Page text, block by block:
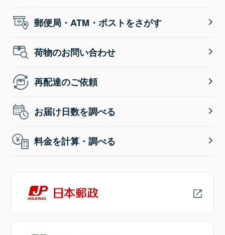
郵便局・ATM・ポストをさがす
荷物のお問い合わせ
再配達のご依頼
お届け日数を調べる
料金を計算・調べる